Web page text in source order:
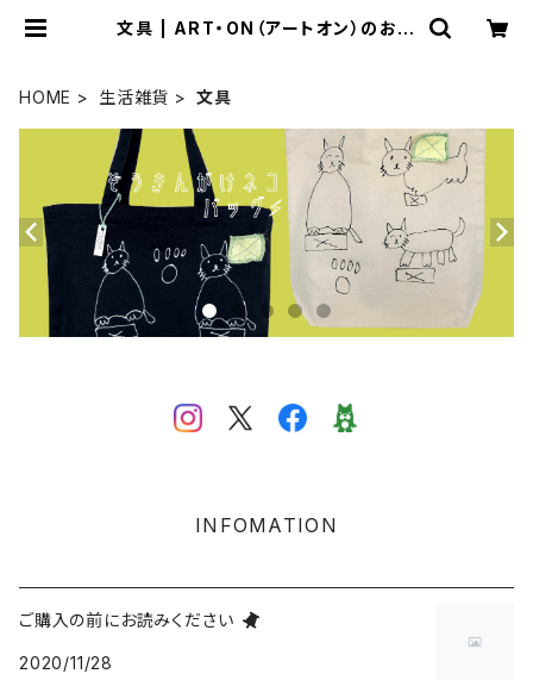
文具 | ART・ON（アートオン）のおみ
HOME 生活雑貨 文具
INFOMATION
ご購入の前にお読みください
2020/11/28